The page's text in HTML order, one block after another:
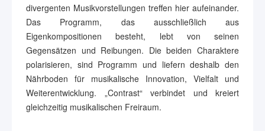
divergenten Musikvorstellungen treffen hier aufeinander.
Das Programm, das ausschließlich aus
Eigenkompositionen besteht, lebt von seinen
Gegensätzen und Reibungen. Die beiden Charaktere
polarisieren, sind Programm und liefern deshalb den
Nährboden für musikalische Innovation, Vielfalt und
Weiterentwicklung. „Contrast“ verbindet und kreiert
gleichzeitig musikalischen Freiraum.